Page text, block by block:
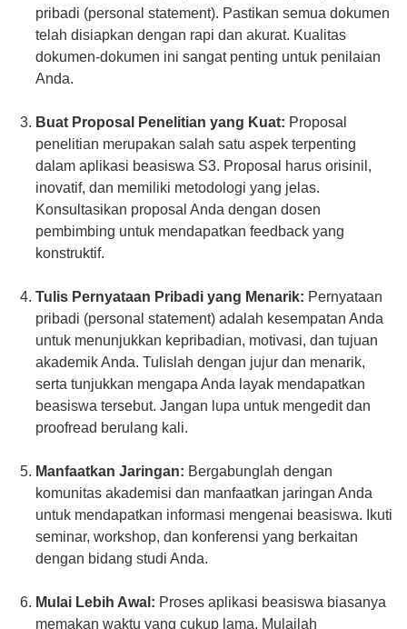
pribadi (personal statement). Pastikan semua dokumen
telah disiapkan dengan rapi dan akurat. Kualitas
dokumen-dokumen ini sangat penting untuk penilaian
Anda.
Buat Proposal Penelitian yang Kuat: Proposal
penelitian merupakan salah satu aspek terpenting
dalam aplikasi beasiswa S3. Proposal harus orisinil,
inovatif, dan memiliki metodologi yang jelas.
Konsultasikan proposal Anda dengan dosen
pembimbing untuk mendapatkan feedback yang
konstruktif.
Tulis Pernyataan Pribadi yang Menarik: Pernyataan
pribadi (personal statement) adalah kesempatan Anda
untuk menunjukkan kepribadian, motivasi, dan tujuan
akademik Anda. Tulislah dengan jujur dan menarik,
serta tunjukkan mengapa Anda layak mendapatkan
beasiswa tersebut. Jangan lupa untuk mengedit dan
proofread berulang kali.
Manfaatkan Jaringan: Bergabunglah dengan
komunitas akademisi dan manfaatkan jaringan Anda
untuk mendapatkan informasi mengenai beasiswa. Ikuti
seminar, workshop, dan konferensi yang berkaitan
dengan bidang studi Anda.
Mulai Lebih Awal: Proses aplikasi beasiswa biasanya
memakan waktu yang cukup lama. Mulailah